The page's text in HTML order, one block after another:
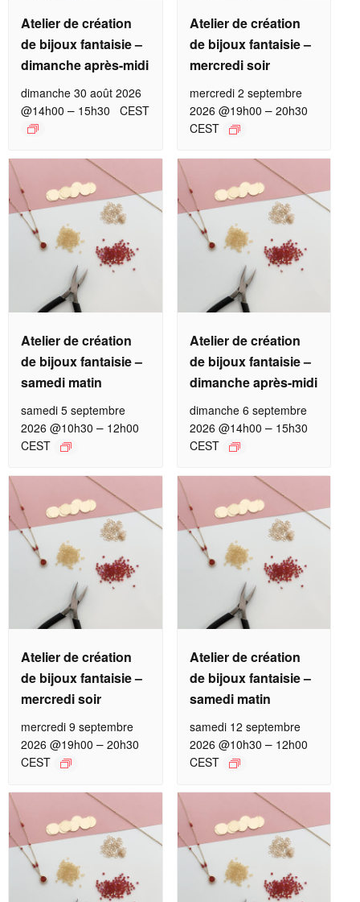
Atelier de création
de bijoux fantaisie –
dimanche après-midi
dimanche 30 août 2026
@14h00 – 15h30 CEST
Atelier de création
de bijoux fantaisie –
mercredi soir
mercredi 2 septembre
2026 @19h00 – 20h30
CEST
Atelier de création
de bijoux fantaisie –
samedi matin
samedi 5 septembre
2026 @10h30 – 12h00
CEST
Atelier de création
de bijoux fantaisie –
dimanche après-midi
dimanche 6 septembre
2026 @14h00 – 15h30
CEST
Atelier de création
de bijoux fantaisie –
mercredi soir
mercredi 9 septembre
2026 @19h00 –20h30
CEST
Atelier de création
de bijoux fantaisie –
samedi matin
samedi 12 septembre
2026 @10h30 – 12h00
CEST